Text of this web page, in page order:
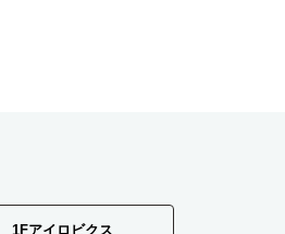
1Fアイロビクス